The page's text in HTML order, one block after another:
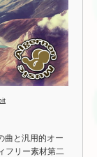
曲と汎用的オー
フリー素材第二